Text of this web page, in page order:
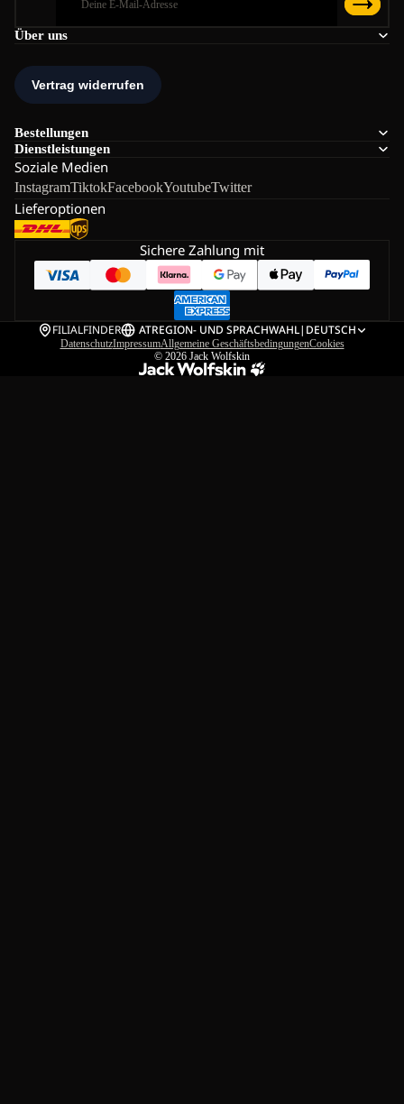
Über uns
Bestellungen
Dienstleistungen
Soziale Medien
InstagramTiktokFacebookYoutubeTwitter
Lieferoptionen
Sichere Zahlung mit
FILIALFINDER ATREGION- UND SPRACHWAHL| DEUTSCH
DatenschutzImpressumAllgemeine GeschäftsbedingungenCookies
© 2026 Jack Wolfskin